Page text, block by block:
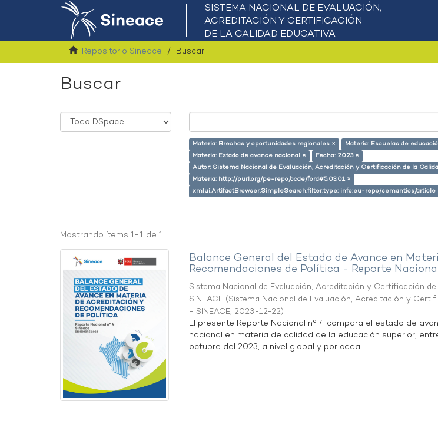
Repositorio Sineace Buscar
Buscar
Materia: Brechas y oportunidades regionales ×
Materia: Escuelas de
Materia: Estado de avance nacional ×
Fecha: 2023 ×
Autor: Sistema Nacional de Evaluación, Acreditación y Certificación de la
Materia: http://purl.org/pe-repo/ocde/ford#5.03.01 ×
xmlui.ArtifactBrowser.SimpleSearch.filter.type: info:eu-repo/semantics/article
Mostrando ítems 1-1 de 1
Balance General del Estado de Avance en
Recomendaciones de Política - Reporte
Sistema Nacional de Evaluación, Acreditación y Certificación
SINEACE (Sistema Nacional de Evaluación, Acreditación y
- SINEACE, 2023-12-22)
El presente Reporte Nacional n° 4 compara el estado de
nacional en materia de calidad de la educación superior,
octubre del 2023, a nivel global y por cada ...